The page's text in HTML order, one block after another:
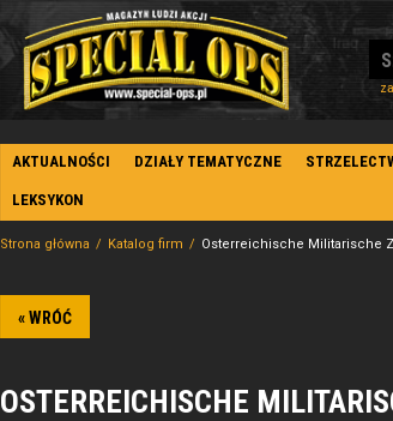
AKTUALNOŚCI DZIAŁY TEMATYCZNE
LEKSYKON
Strona główna Katalog firm Osterreichische Militarische
« WRÓĆ
OSTERREICHISCHE